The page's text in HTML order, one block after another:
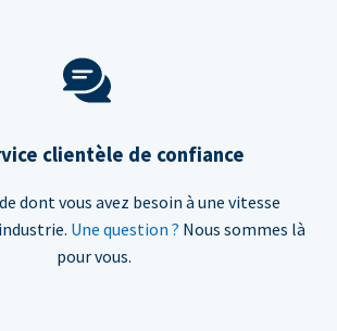
clientèle de confiance
dont vous avez besoin à une vitesse
Une question ? Nous sommes là
pour vous.